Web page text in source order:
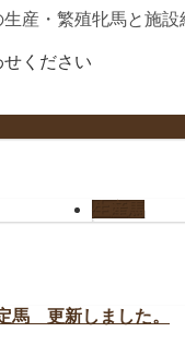
産・繁殖牝馬と施設
ください
馬 更新しました。